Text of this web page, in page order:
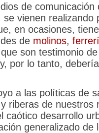
de
vienen realizando
en ocasiones,
de molinos,
son testimonio
por lo tanto,
a las políticas de
riberas de nuestros
caótico desarrollo
generalizado de